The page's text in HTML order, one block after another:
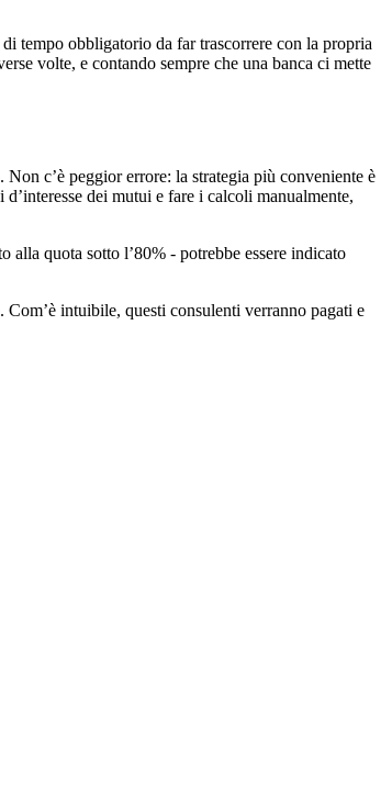
tempo obbligatorio da far trascorrere con la propria
volte, e contando sempre che una banca ci mette
c’è peggior errore: la strategia più conveniente è
dei mutui e fare i calcoli manualmente,
quota sotto l’80% - potrebbe essere indicato
Com’è intuibile, questi consulenti verranno pagati e